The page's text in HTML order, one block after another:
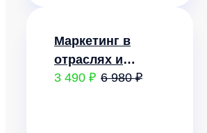
Маркетинг в
отраслях и
сферах
3 490 ₽ 6 980 ₽